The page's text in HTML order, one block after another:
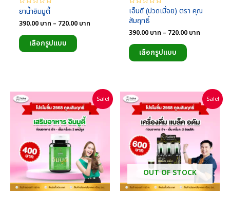
ให้
คะแนน
0
ตั้งแต่
1-
5
คะแนน
ยาน้ำอิมมูตี้
390.00บาท – 720.00บาทPrice
เลือกรูปแบบ
This
product
The
options
may
be
on
the
product
page
ให้
คะแนน
0
1-
คะแนน
เอ็นดี (ปวดเมื่อย) ตรา คุณ
สัมฤทธิ์
390.00บาท – 720.00บาทPrice
เลือกรูปแบบ
This
product
variants.
The
options
may
chosen
on
the
product
page
Sale! Sale!
OUT OF STOCK